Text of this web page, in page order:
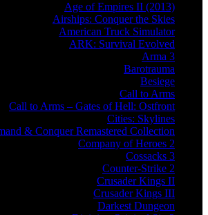
Age of Empires II (2013)
Airships: Conquer the Skies
American Truck Simulator
ARK: Survival Evolved
Arma 3
Barotrauma
Besiege
Call to Arms
Call to Arms – Gates of Hell: Ostfront
Cities: Skylines
& Conquer Remastered Collection
Company of Heroes 2
Cossacks 3
Counter-Strike 2
Crusader Kings II
Crusader Kings III
Darkest Dungeon